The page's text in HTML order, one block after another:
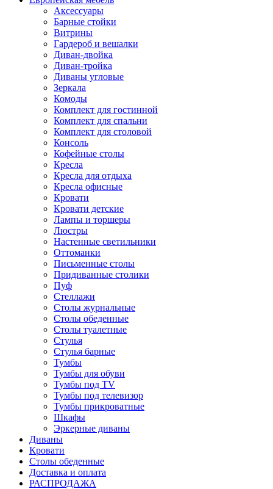
Аксессуары
Барные стойки
Витрины
Гардероб и вешалки
Диван-двойка
Диван-тройка
Диваны угловые
Зеркала
Комоды
Комплект для гостинной
Комплект для спальни
Комплект для столовой
Консоль
Кофейные столы
Кресла
Кресла для отдыха
Кресла офисные
Кровати
Кровати детские
Лампы и торшеры
Люстры
Настенные светильники
Оттоманки
Письменные столы
Придиванные столики
Пуф
Стеллажи
Столы журнальные
Столы обеденные
Столы туалетные
Стулья
Стулья барные
Тумбы
Тумбы для обуви
Тумбы под TV
Тумбы под телевизор
Тумбы прикроватные
Шкафы
Эркерные диваны
Диваны
Кровати
Столы обеденные
Доставка и оплата
РАСПРОДАЖА